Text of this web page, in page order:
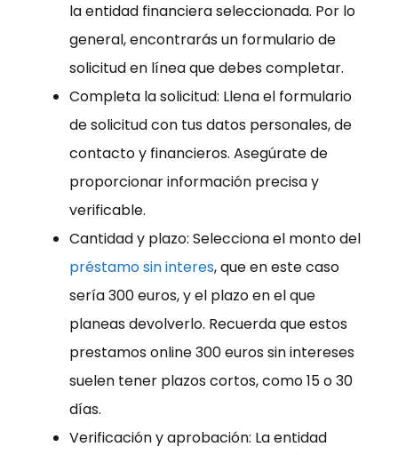
la entidad financiera seleccionada. Por lo
general, encontrarás un formulario de
solicitud en línea que debes completar.
Completa la solicitud: Llena el formulario
de solicitud con tus datos personales, de
contacto y financieros. Asegúrate de
proporcionar información precisa y
verificable.
Cantidad y plazo: Selecciona el monto del
préstamo sin interes, que en este caso
sería 300 euros, y el plazo en el que
planeas devolverlo. Recuerda que estos
prestamos online 300 euros sin intereses
suelen tener plazos cortos, como 15 o 30
días.
Verificación y aprobación: La entidad